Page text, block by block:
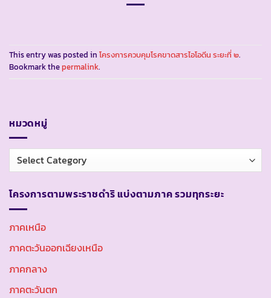
This entry was posted in โครงการควบคุมโรคขาดสารไอโอดีน ระยะที่ ๒.
Bookmark thepermalink.
หมวดหมู่
หมวด
หมู่
โครงการตามพระราชดำริ แบ่งตามภาค รวมทุกระยะ
ภาคเหนือ
ภาคตะวันออกเฉียงเหนือ
ภาคกลาง
ภาคตะวันตก